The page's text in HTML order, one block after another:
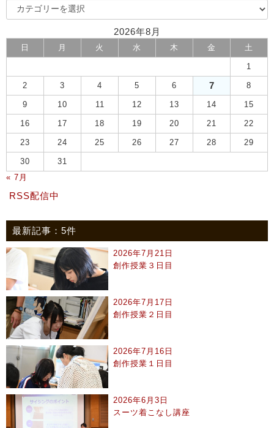
2026年8月
日 月 火 水 木 金 土
1
2 3 4 5 6 7 8
9 10 11 12 13 14 15
16 17 18 19 20 21 22
23 24 25 26 27 28 29
30
31
« 7月
RSS配信中
最新記事：5件
2026年7月21日
創作授業３日目
2026年7月17日
創作授業２日目
2026年7月16日
創作授業１日目
2026年6月3日
スーツ着こなし講座